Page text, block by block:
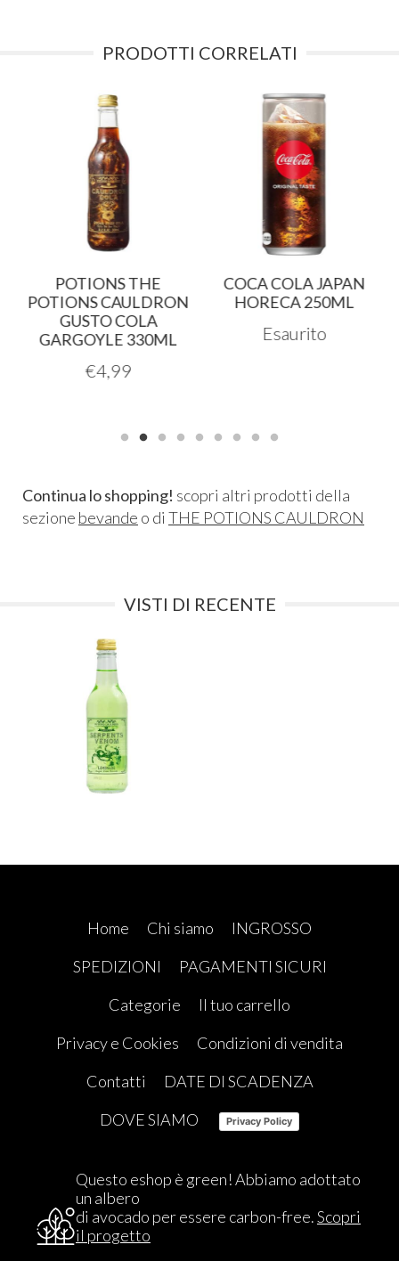
PRODOTTI CORRELATI
POTIONS THE
POTIONS CAULDRON
GUSTO COLA
GARGOYLE 330ML
€4,99
COCA COLA JAPAN
HORECA 250ML
Esaurito
Continua lo shopping! scopri altri prodotti della
sezione bevande o di THE POTIONS CAULDRON
VISTI DI RECENTE
Home Chi siamo
INGROSSO
SPEDIZIONI
PAGAMENTI SICURI
Categorie
Il tuo carrello
Privacy e Cookies
Condizioni di vendita
Contatti
DATE DI SCADENZA
DOVE SIAMO
Privacy Policy
Questo eshop è green! Abbiamo adottato
un albero
di avocado per essere carbon-free.Scopri
il progetto